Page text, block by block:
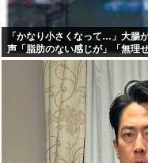
「かなり小さくなって…」大腸
声「脂肪のない感じが」「無理せ